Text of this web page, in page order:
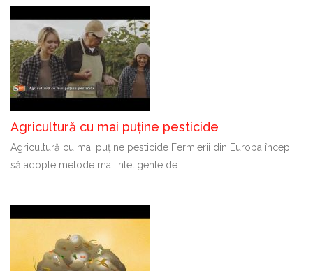
Agricultură cu mai puține pesticide
Agricultură cu mai puține pesticide Fermierii din Europa încep
să adopte metode mai inteligente de